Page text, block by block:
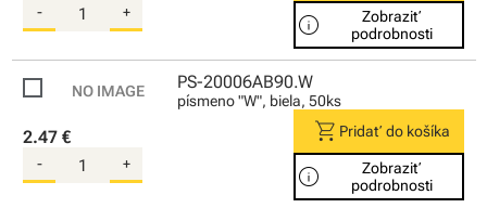
- + info
Zobraziť
podrobnosti
PS-20006AB90.W
písmeno "W", biela, 50ks
2.47 €
- +
shopping_cart Pridať do košíka
info
Zobraziť
podrobnosti